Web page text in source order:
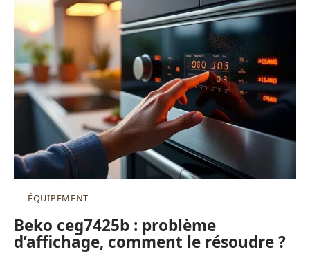
ÉQUIPEMENT
Beko ceg7425b : problème
d’affichage, comment le résoudre ?